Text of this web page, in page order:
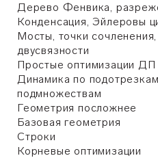
Дерево Фенвика,
Конденсация, Эйлеровы
Мосты, точки
двусвязности
Простые оптимизации ДП
Динамика по
подмножествам
Геометрия посложнее
Базовая геометрия
Строки
Корневые оптимизации